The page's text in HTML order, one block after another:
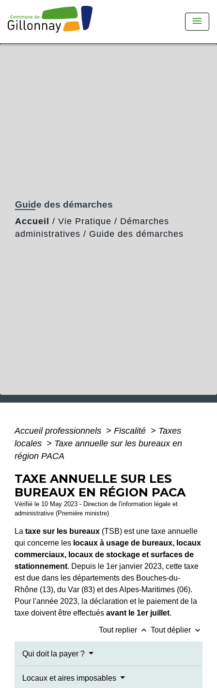
menu
Guide des démarches
Accueil / Vie Pratique / Démarches
administratives / Guide des démarches
Accueil professionnels > Fiscalité > Taxes
locales > Taxe annuelle sur les bureaux en
région PACA
TAXE ANNUELLE SUR LES
BUREAUX EN RÉGION PACA
Vérifié le 10 May 2023 - Direction de l'information légale et
administrative (Première ministre)
La taxe sur les bureaux (TSB) est une taxe annuelle
qui concerne les locaux à usage de bureaux, locaux
commerciaux, locaux de stockage et surfaces de
stationnement. Depuis le 1er janvier 2023, cette taxe
est due dans les départements des Bouches-du-
Rhône (13), du Var (83) et des Alpes-Maritimes (06).
Pour l'année 2023, la déclaration et le paiement de la
taxe doivent être effectués avant le 1er juillet.
Tout replier keyboard_arrow_up Tout déplier keyboard_arrow_down
Qui doit la payer ?
Locaux et aires imposables